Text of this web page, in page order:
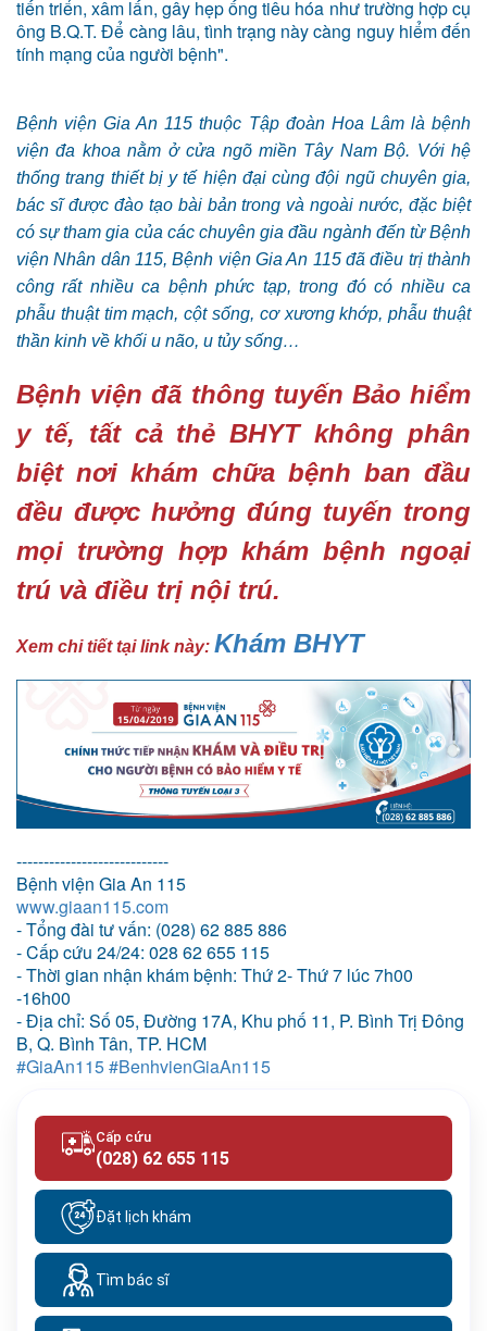
tiến triển, xâm lấn, gây hẹp ống tiêu hóa như trường hợp cụ
ông B.Q.T. Để càng lâu, tình trạng này càng nguy hiểm đến
tính mạng của người bệnh".
Bệnh viện Gia An 115 thuộc Tập đoàn Hoa Lâm là bệnh
viện đa khoa nằm ở cửa ngõ miền Tây Nam Bộ. Với hệ
thống trang thiết bị y tế hiện đại cùng đội ngũ chuyên gia,
bác sĩ được đào tạo bài bản trong và ngoài nước, đặc biệt
có sự tham gia của các chuyên gia đầu ngành đến từ Bệnh
viện Nhân dân 115, Bệnh viện Gia An 115 đã điều trị thành
công rất nhiều ca bệnh phức tạp, trong đó có nhiều ca
phẫu thuật tim mạch, cột sống, cơ xương khớp, phẫu thuật
thần kinh về khối u não, u tủy sống…
Bệnh viện đã thông tuyến Bảo hiểm
y tế, tất cả thẻ BHYT không phân
biệt nơi khám chữa bệnh ban đầu
đều được hưởng đúng tuyến trong
mọi trường hợp khám bệnh ngoại
trú và điều trị nội trú.
Xem chi tiết tại link này: Khám BHYT
----------------------------
Bệnh viện Gia An 115
www.giaan115.com
- Tổng đài tư vấn: (028) 62 885 886
- Cấp cứu 24/24: 028 62 655 115
- Thời gian nhận khám bệnh: Thứ 2- Thứ 7 lúc 7h00
-16h00
- Địa chỉ: Số 05, Đường 17A, Khu phố 11, P. Bình Trị Đông
B, Q. Bình Tân, TP. HCM
#GiaAn115#BenhvienGiaAn115
Cấp cứu
(028) 62 655 115
Đặt lịch khám
Tìm bác sĩ